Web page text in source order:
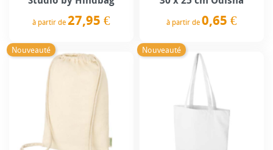
à partir de 27,95 € à partir de 0,65 €
Nouveauté Nouveauté